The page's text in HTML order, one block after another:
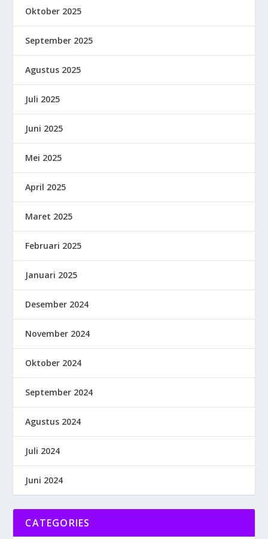
Oktober 2025
September 2025
Agustus 2025
Juli 2025
Juni 2025
Mei 2025
April 2025
Maret 2025
Februari 2025
Januari 2025
Desember 2024
November 2024
Oktober 2024
September 2024
Agustus 2024
Juli 2024
Juni 2024
CATEGORIES